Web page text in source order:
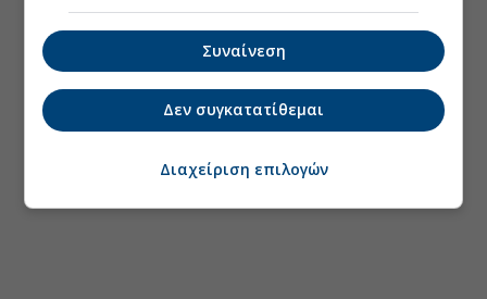
Συναίνεση
Δεν συγκατατίθεμαι
Διαχείριση επιλογών